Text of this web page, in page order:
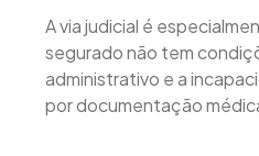
A via judicial é
segurado não tem
administrativo e a
por documentação